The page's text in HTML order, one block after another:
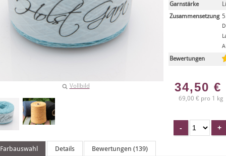
Vollbild
Garnstärke
Zusammensetzung
Bewertungen
34,50 €
69,00 € pro 1 kg
Farbauswahl Details Bewertungen (139)